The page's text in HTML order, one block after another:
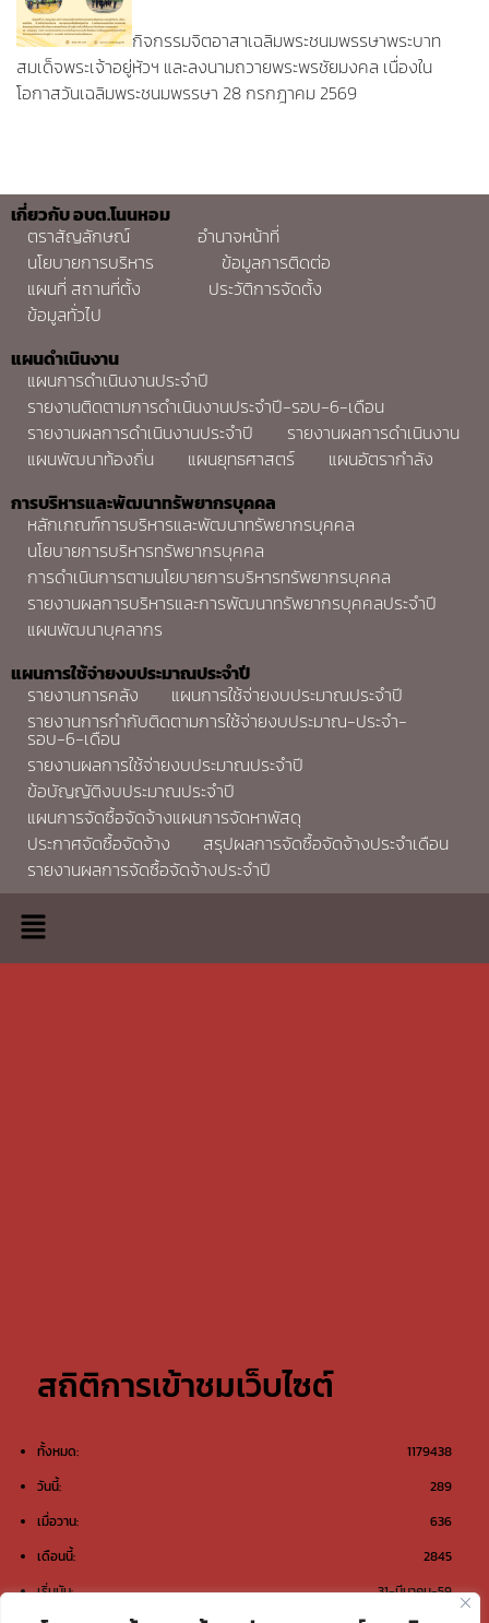
กิจกรรมจิตอาสาเฉลิมพระชนมพรรษาพระบาท
สมเด็จพระเจ้าอยู่หัวฯ และลงนามถวายพระพรชัยมงคล เนื่องใน
โอกาสวันเฉลิมพระชนมพรรษา 28 กรกฎาคม 2569
เกี่ยวกับ อบต.โนนหอม
ตราสัญลักษณ์
อำนาจหน้าที่
นโยบายการบริหาร
ข้อมูลการติดต่อ
แผนที่ สถานที่ตั้ง
ประวัติการจัดตั้ง
ข้อมูลทั่วไป
แผนดำเนินงาน
แผนการดำเนินงานประจำปี
รายงานติดตามการดำเนินงานประจำปี-รอบ-6-เดือน
รายงานผลการดำเนินงานประจำปี
รายงานผลการดำเนินงาน
แผนพัฒนาท้องถิ่น
แผนยุทธศาสตร์
แผนอัตรากำลัง
การบริหารและพัฒนาทรัพยากรบุคคล
หลักเกณฑ์การบริหารและพัฒนาทรัพยากรบุคคล
นโยบายการบริหารทรัพยากรบุคคล
การดำเนินการตามนโยบายการบริหารทรัพยากรบุคคล
รายงานผลการบริหารและการพัฒนาทรัพยากรบุคคลประจำปี
แผนพัฒนาบุคลากร
แผนการใช้จ่ายงบประมาณประจำปี
รายงานการคลัง
แผนการใช้จ่ายงบประมาณประจำปี
รายงานการกำกับติดตามการใช้จ่ายงบประมาณ-ประจำ-
รอบ-6-เดือน
รายงานผลการใช้จ่ายงบประมาณประจำปี
ข้อบัญญัติงบประมาณประจำปี
แผนการจัดซื้อจัดจ้างแผนการจัดหาพัสดุ
ประกาศจัดซื้อจัดจ้าง
สรุปผลการจัดซื้อจัดจ้างประจำเดือน
รายงานผลการจัดซื้อจัดจ้างประจำปี
สถิติการเข้าชมเว็บไซต์
1179438
ทั้งหมด:
289
วันนี้:
636
เมื่อวาน:
2845
เดือนนี้:
31-มีนาคม-59
เริ่มนับ: